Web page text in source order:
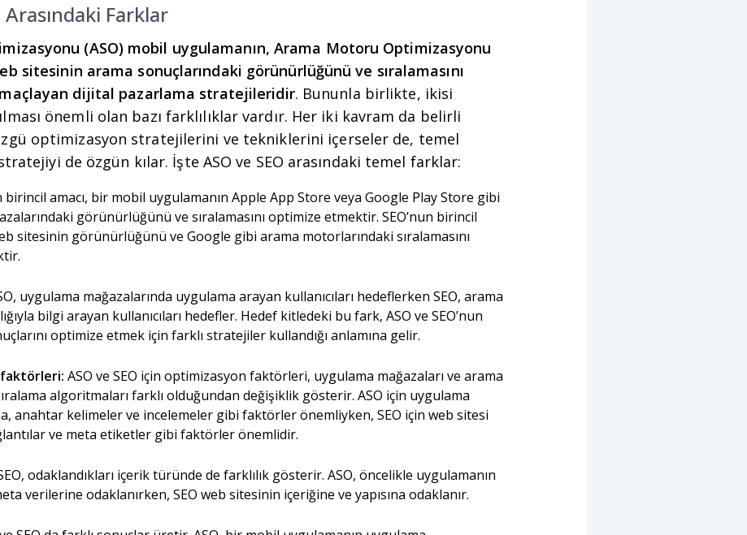
Arasındaki Farklar
(ASO) mobil uygulamanın, Arama Motoru Optimizasyonu
sitesinin arama sonuçlarındaki görünürlüğünü ve sıralamasını
dijital pazarlama stratejileridir. Bununla birlikte, ikisi
önemli olan bazı farklılıklar vardır. Her iki kavram da belirli
optimizasyon stratejilerini ve tekniklerini içerseler de, temel
de özgün kılar. İşte ASO ve SEO arasındaki temel farklar:
birincil amacı, bir mobil uygulamanın Apple App Store veya Google Play Store gibi
görünürlüğünü ve sıralamasını optimize etmektir. SEO’nun birincil
sitesinin görünürlüğünü ve Google gibi arama motorlarındaki sıralamasını
uygulama mağazalarında uygulama arayan kullanıcıları hedeflerken SEO, arama
bilgi arayan kullanıcıları hedefler. Hedef kitledeki bu fark, ASO ve SEO’nun
optimize etmek için farklı stratejiler kullandığı anlamına gelir.
ASO ve SEO için optimizasyon faktörleri, uygulama mağazaları ve arama
algoritmaları farklı olduğundan değişiklik gösterir. ASO için uygulama
anahtar kelimeler ve incelemeler gibi faktörler önemliyken, SEO için web sitesi
ve meta etiketler gibi faktörler önemlidir.
odaklandıkları içerik türünde de farklılık gösterir. ASO, öncelikle uygulamanın
verilerine odaklanırken, SEO web sitesinin içeriğine ve yapısına odaklanır.